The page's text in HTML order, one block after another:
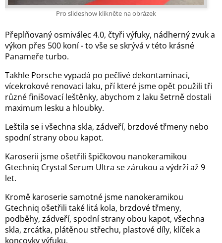
Pro slideshow klikněte na obrázek
Přeplňovaný osmiválec 4.0, čtyři výfuky, nádherný zvuk a
výkon přes 500 koní - to vše se skrývá v této krásné
Panameře turbo.
Takhle Porsche vypadá po pečlivé dekontaminaci,
vícekrokové renovaci laku, pří které jsme opět použili tři
různé finišovací leštěnky, abychom z laku šetrně dostali
maximum lesku a hloubky.
Leštila se i všechna skla, zádveří, brzdové třmeny nebo
spodní strany obou kapot.
Karoserii jsme ošetřili špičkovou nanokeramikou
Gtechniq Crystal Serum Ultra se zárukou a výdrží až 9
let.
Kromě karoserie samotné jsme nanokeramikou
Gtechniq ošetřili také litá kola, brzdové třmeny,
podběhy, zádveří, spodní strany obou kapot, všechna
skla, zrcátka, plátěnou střechu, plastové díly, klíček a
koncovky výfuku.